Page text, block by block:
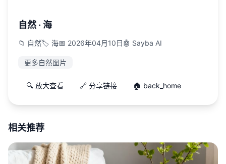
自然 · 海
📁 自然🏷️ 海📅 2026年04月10日🤖 Sayba AI
更多自然图片
🔍 放大查看 🔗 分享链接 🏠 back_home
相关推荐